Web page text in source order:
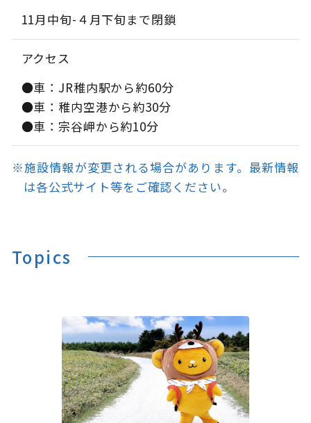
11月中旬-４月下旬まで閉鎖
アクセス
●車：JR稚内駅から約60分
●車：稚内空港から約30分
●車：宗谷岬から約10分
※施設情報が変更される場合があります。最新情報
は各公式サイト等をご確認ください。
Topics